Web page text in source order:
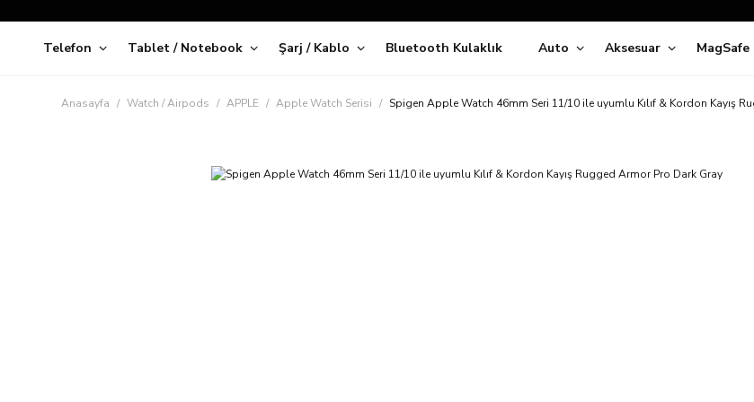
Siparişleriniz
5 İş Günü İçerisinde Kargoda!
Kapıda Ödeme Kolaylığı, Kredi Kartı ile Taksitli Hızlı ve
Süper İndirimli Fiyatlar
Telefon Tablet / Notebook Şarj / Kablo Bluetooth Kulaklık Auto Aksesuar MagSafe
Anasayfa Watch / Airpods APPLE Apple Watch Serisi Spigen Apple Watch 46mm Seri 11/10 ile uyumlu Kılıf & Kordon Kayış